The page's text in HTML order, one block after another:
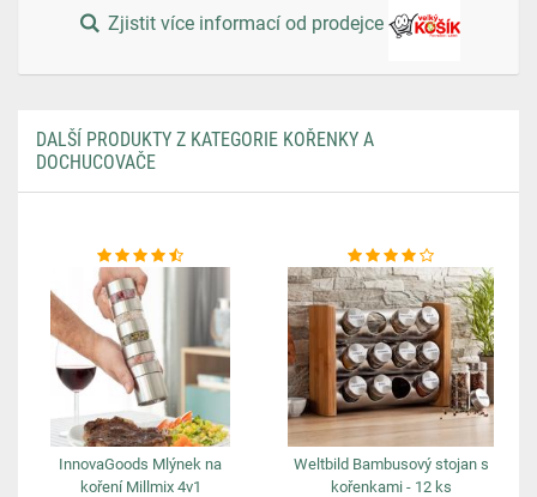
Zjistit více informací od prodejce
DALŠÍ PRODUKTY Z KATEGORIE KOŘENKY A
DOCHUCOVAČE
InnovaGoods Mlýnek na
koření Millmix 4v1
Weltbild Bambusový stojan s
kořenkami - 12 ks